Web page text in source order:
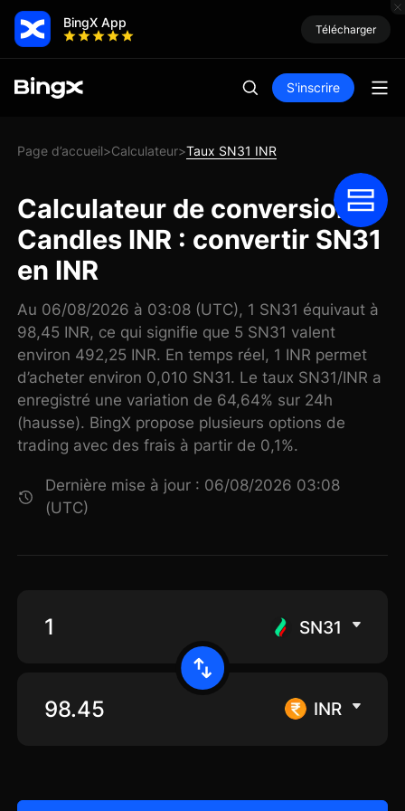
BingX App Télécharger
S'inscrire
Page d’accueil>Calculateur>Taux SN31 INR
Calculateur de conversion
Candles INR : convertir SN31
en INR
Au 06/08/2026 à 03:08 (UTC), 1 SN31 équivaut à
98,45 INR, ce qui signifie que 5 SN31 valent
environ 492,25 INR. En temps réel, 1 INR permet
d’acheter environ 0,010 SN31. Le taux SN31/INR a
enregistré une variation de 64,64% sur 24h
(hausse). BingX propose plusieurs options de
trading avec des frais à partir de 0,1%.
Dernière mise à jour : 06/08/2026 03:08
(UTC)
SN31
INR